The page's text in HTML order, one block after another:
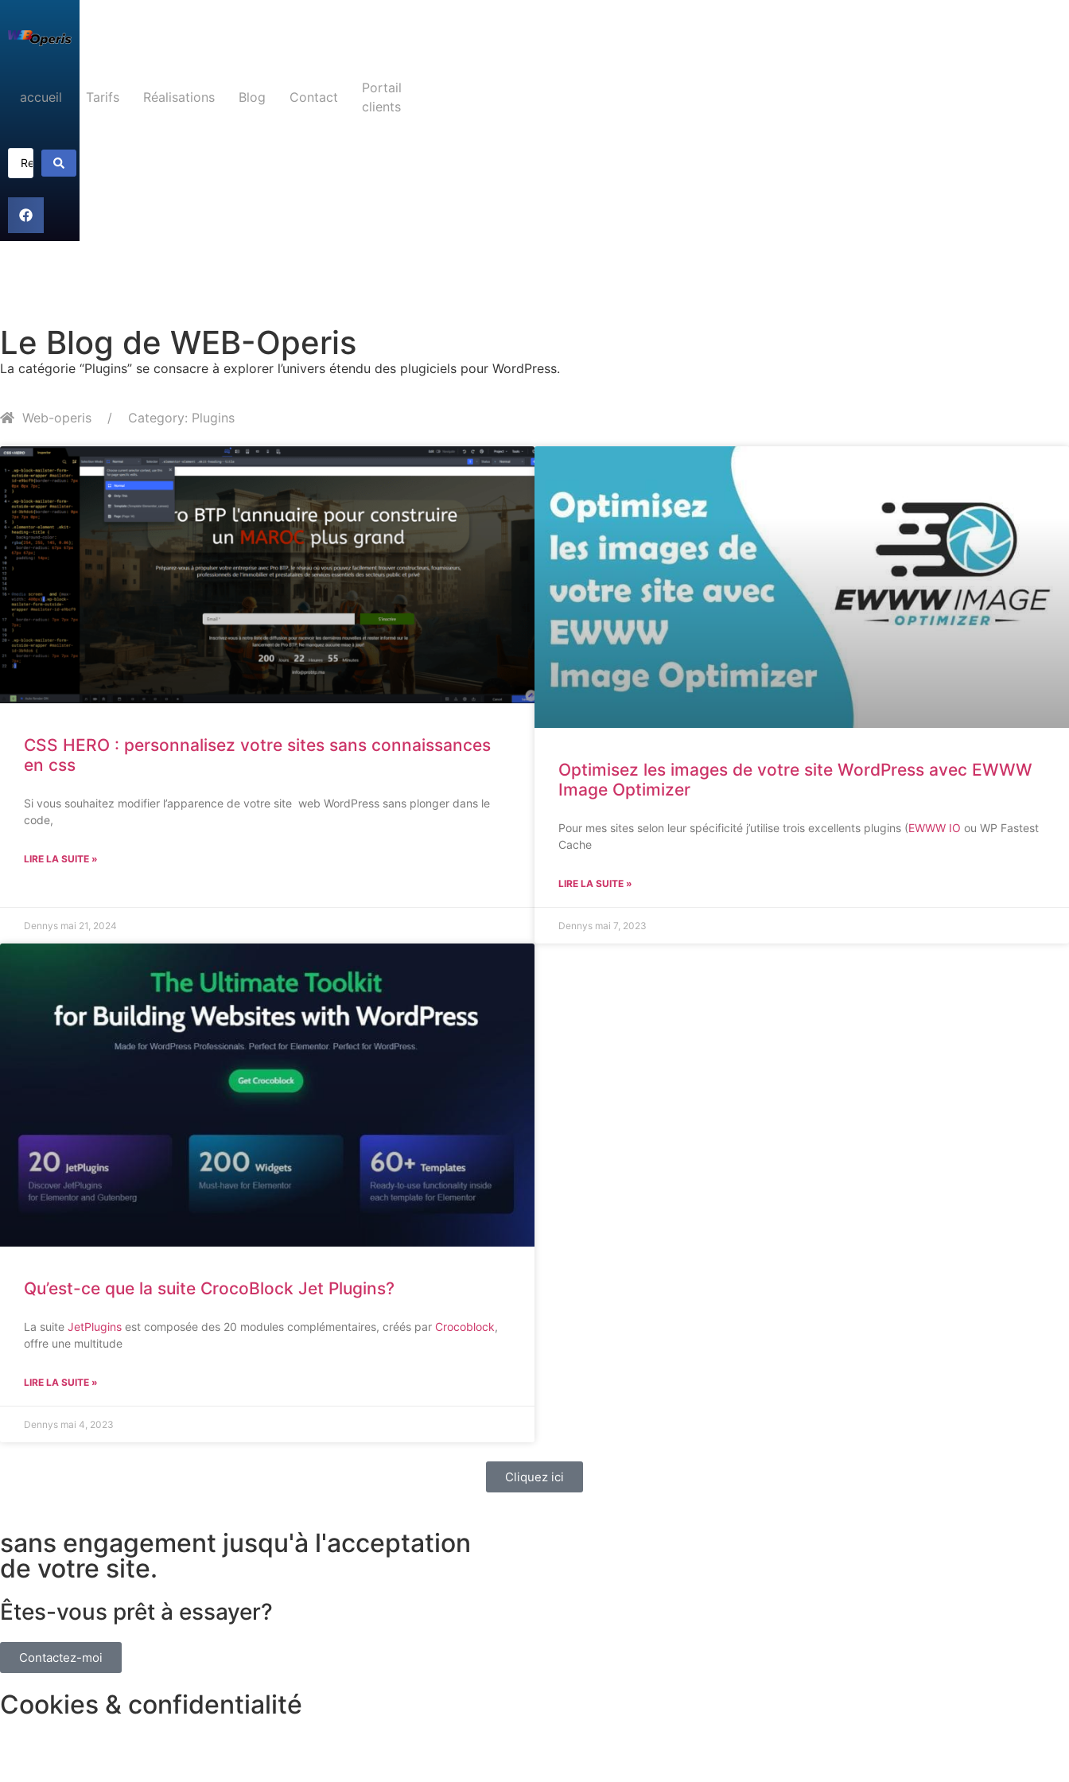
accueil Tarifs Réalisations Blog Contact
Portail
clients
Le Blog de WEB-Operis
La catégorie “Plugins” se consacre à explorer l’univers étendu des plugiciels pour WordPress.
Web-operis Category: Plugins
CSS HERO : personnalisez votre sites sans connaissances
en css
Si vous souhaitez modifier l’apparence de votre site web WordPress sans plonger dans le
code,
LIRE LA SUITE »
Dennys mai 21, 2024
Optimisez les images de votre site WordPress avec EWWW
Image Optimizer
Pour mes sites selon leur spécificité j’utilise trois excellents plugins (EWWW IO ou WP Fastest
Cache
LIRE LA SUITE »
Dennys mai 7, 2023
Qu’est-ce que la suite CrocoBlock Jet Plugins?
La suite JetPlugins est composée des 20 modules complémentaires, créés par Crocoblock,
offre une multitude
LIRE LA SUITE »
Dennys mai 4, 2023
Cliquez ici
sans engagement jusqu'à l'acceptation
de votre site.
Êtes-vous prêt à essayer?
Contactez-moi
Cookies & confidentialité